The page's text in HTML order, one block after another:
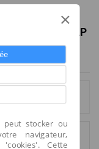
×
peut stocker ou
navigateur,
Cette
ATELIER SEDAP
6